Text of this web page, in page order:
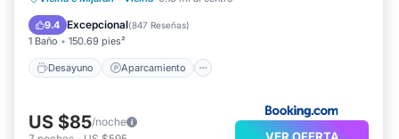
9.4 Excepcional(847 Reseñas)
1 Baño 150.69 pies²
Desayuno Aparcamiento
Balcón/Terraza
US $85/noche
VER OFERTA